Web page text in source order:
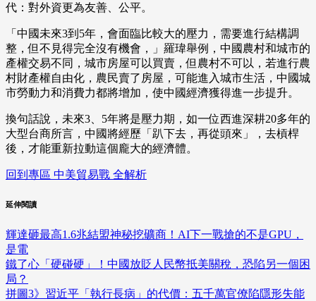
代：對外資更為友善、公平。
「中國未來3到5年，會面臨比較大的壓力，需要進行結構調
整，但不見得完全沒有機會，」羅瑋舉例，中國農村和城市的
產權交易不同，城市房屋可以買賣，但農村不可以，若進行農
村財產權自由化，農民賣了房屋，可能進入城市生活，中國城
市勞動力和消費力都將增加，使中國經濟獲得進一步提升。
換句話說，未來3、5年將是壓力期，如一位西進深耕20多年的
大型台商所言，中國將經歷「趴下去，再從頭來」，去槓桿
後，才能重新拉動這個龐大的經濟體。
回到專區 中美貿易戰 全解析
延伸閱讀
輝達砸最高1.6兆結盟神秘挖礦商！AI下一戰搶的不是GPU，
是電
鐵了心「硬碰硬」！中國放貶人民幣抵美關稅，恐陷另一個困
局？
拼圖3》習近平「執行長病」的代價：五千萬官僚陷隱形失能